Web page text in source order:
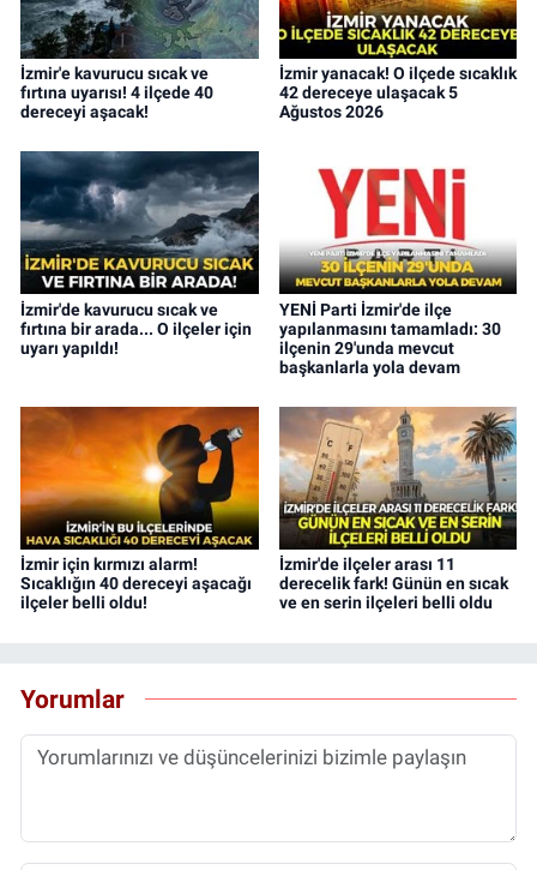
İzmir'e kavurucu sıcak ve
fırtına uyarısı! 4 ilçede 40
dereceyi aşacak!
İzmir yanacak! O ilçede sıcaklık
42 dereceye ulaşacak 5
Ağustos 2026
İzmir'de kavurucu sıcak ve
fırtına bir arada... O ilçeler için
uyarı yapıldı!
YENİ Parti İzmir'de ilçe
yapılanmasını tamamladı: 30
ilçenin 29'unda mevcut
başkanlarla yola devam
İzmir için kırmızı alarm!
Sıcaklığın 40 dereceyi aşacağı
ilçeler belli oldu!
İzmir'de ilçeler arası 11
derecelik fark! Günün en sıcak
ve en serin ilçeleri belli oldu
Yorumlar